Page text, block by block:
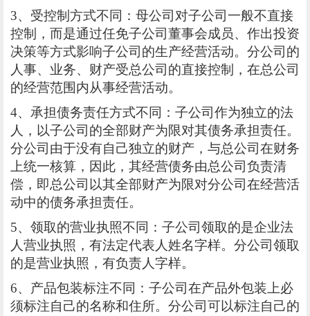
3、受控制方式不同：母公司对子公司一般不直接
控制，而是通过任免子公司董事会成员、作出投资
决策等方式影响子公司的生产经营活动。分公司的
人事、业务、财产受总公司的直接控制，在总公司
的经营范围内从事经营活动。
4、承担债务责任方式不同：子公司作为独立的法
人，以子公司的全部财产为限对其债务承担责任。
分公司由于没有自己独立的财产，与总公司在财务
上统一核算，因此，其经营债务由总公司负责清
偿，即总公司以其全部财产为限对分公司在经营活
动中的债务承担责任。
5、领取的营业执照不同：子公司领取的是企业法
人营业执照，有法定代表人姓名字样。分公司领取
的是营业执照，有负责人字样。
6、产品包装标注不同：子公司在产品外包装上必
须标注自己的名称和住所。分公司可以标注自己的